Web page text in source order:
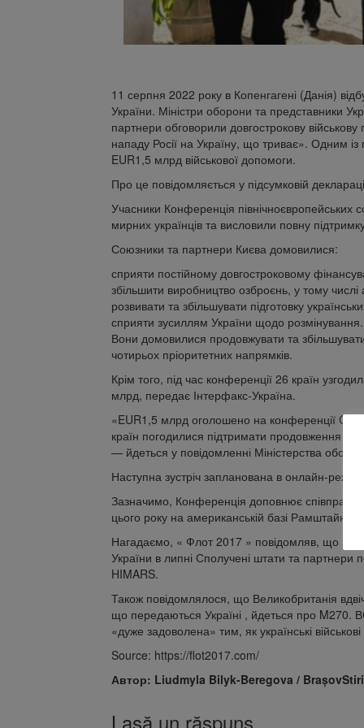
11 серпня 2022 року в Копенгагені (Данія)
України. Міністри оборони та представники
партнери обговорили довгострокову
нападу Росії на Україну, що триває». Одним із
EUR1,5 млрд військової допомоги.
Про це повідомляється у підсумковій
Учасники Конференція північноєвропейських
мирних українців та висловили повну
Союзники та партнери Києва домовилися:
сприяти постійному довгостроковому
збільшити виробництво озброєнь, у тому числі
розвивати та збільшувати підготовку
сприяти зусиллям України щодо розмінування.
Вони домовилися продовжувати та
чотирьох пріоритетних напрямків.
Крім того, під час конференції 26 країн
млрд, передає Інтерфакс-Україна.
«EUR1,5 млрд оголошено на конференції
країн погодилися підтримати продовження
— йдеться у повідомленні Міністерства
Наступна зустріч запланована в онлайн-
Зазначимо, Конференція доповнює співпрацю
цього року на американській базі Рамштайн у
Нагадаємо, « Флот 2017 » повідомляв, що за
України в липні Сполучені штати та партнери
HIMARS.
Також повідомлялося, що Великобританія
що передаються Україні , йдеться про M270.
«дуже задоволена» тим, як українські
Source: https://flot2017.com/
Автор: Liudmyla Bilyk-Beregova /
Lasă un răspuns